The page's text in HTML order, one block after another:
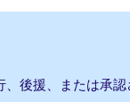
後援、または承